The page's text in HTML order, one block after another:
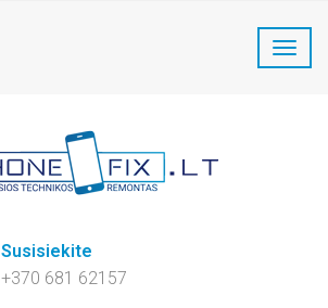
+370 681 62157
Susisiekite
+370 681 62157